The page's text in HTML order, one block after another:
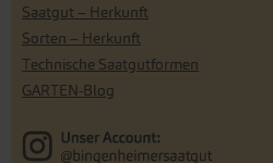
Saatgut – Herkunft
Sorten – Herkunft
Technische Saatgutformen
GARTEN-Blog